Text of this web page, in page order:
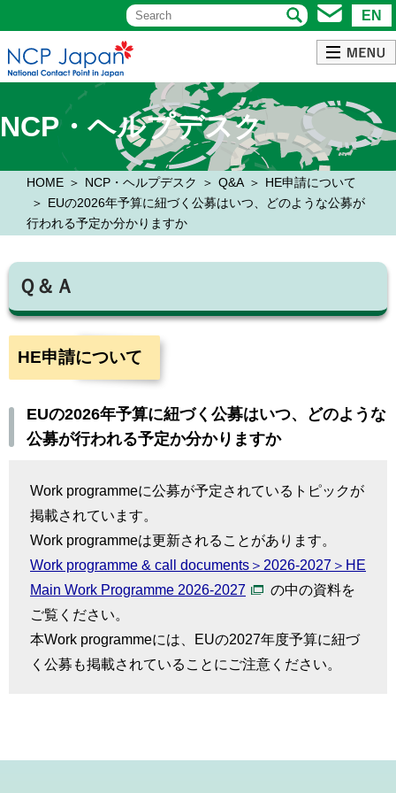
EN
NCP・ヘルプデスク
HOME NCP・ヘルプデスク Q&A
HE申請について
EUの2026年予算に紐づく公募はいつ、どのような公募が
行われる予定か分かりますか
Ｑ＆Ａ
HE申請について
EUの2026年予算に紐づく公募はいつ、どのような
公募が行われる予定か分かりますか
Work programmeに公募が予定されているトピックが
掲載されています。
Work programmeは更新されることがあります。
Work programme & call documents＞2026-2027＞HE
Main Work Programme 2026-2027
の中の資料を
ご覧ください。
本Work programmeには、EUの2027年度予算に紐づ
く公募も掲載されていることにご注意ください。